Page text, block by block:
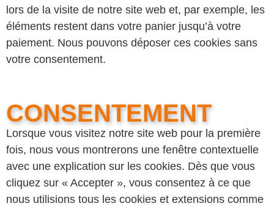
lors de la visite de notre site web et, par exemple, les
éléments restent dans votre panier jusqu’à votre
paiement. Nous pouvons déposer ces cookies sans
votre consentement.
CONSENTEMENT
Lorsque vous visitez notre site web pour la première
fois, nous vous montrerons une fenêtre contextuelle
avec une explication sur les cookies. Dès que vous
cliquez sur « Accepter », vous consentez à ce que
nous utilisions tous les cookies et extensions comme